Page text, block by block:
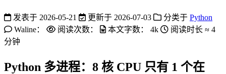
发表于 2026-05-21 更新于 2026-07-03 分类于 Python
Waline：
阅读次数： 本文字数： 4k 阅读时长 ≈ 4
分钟
Python 多进程：8 核 CPU 只有 1 个在